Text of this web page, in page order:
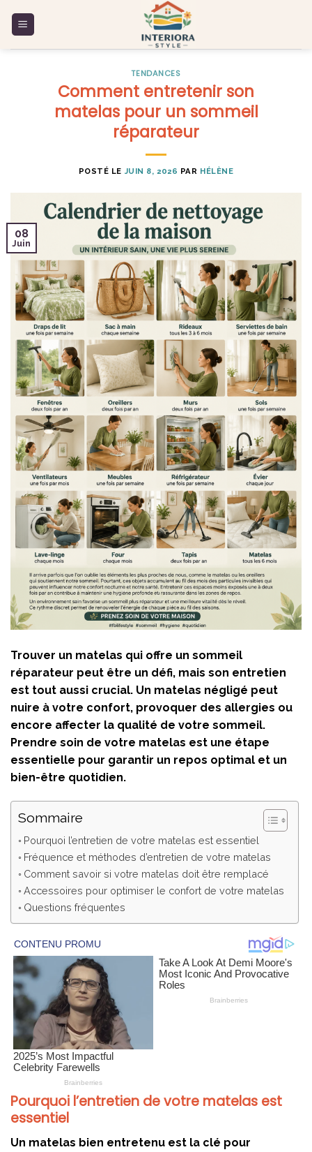
TENDANCES
Comment entretenir son
matelas pour un sommeil
réparateur
POSTÉ LE JUIN 8, 2026 PAR HÉLÈNE
08
Juin
Trouver un matelas qui offre un sommeil
réparateur peut être un défi, mais son entretien
est tout aussi crucial. Un matelas négligé peut
nuire à votre confort, provoquer des allergies ou
encore affecter la qualité de votre sommeil.
Prendre soin de votre matelas est une étape
essentielle pour garantir un repos optimal et un
bien-être quotidien.
Sommaire
Pourquoi l’entretien de votre matelas est essentiel
Fréquence et méthodes d’entretien de votre matelas
Comment savoir si votre matelas doit être remplacé
Accessoires pour optimiser le confort de votre matelas
Questions fréquentes
Pourquoi l’entretien de votre matelas est
essentiel
Un matelas bien entretenu est la clé pour